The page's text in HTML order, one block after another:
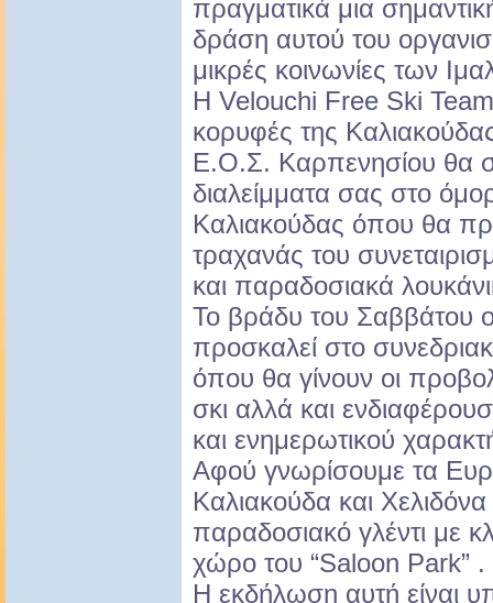
πραγματικά μια
δράση αυτού του
μικρές κοινωνίες των
Η Velouchi Free Ski
κορυφές της
Ε.Ο.Σ. Καρπενησίου θα
διαλείμματα σας στο
Καλιακούδας όπου θα
τραχανάς του
και παραδοσιακά
Το βράδυ του Σαββάτου
προσκαλεί στο
όπου θα γίνουν οι
σκι αλλά και
και ενημερωτικού
Αφού γνωρίσουμε τα
Καλιακούδα και
παραδοσιακό γλέντι με
χώρο του “Saloon Park” .
Η εκδήλωση αυτή είναι